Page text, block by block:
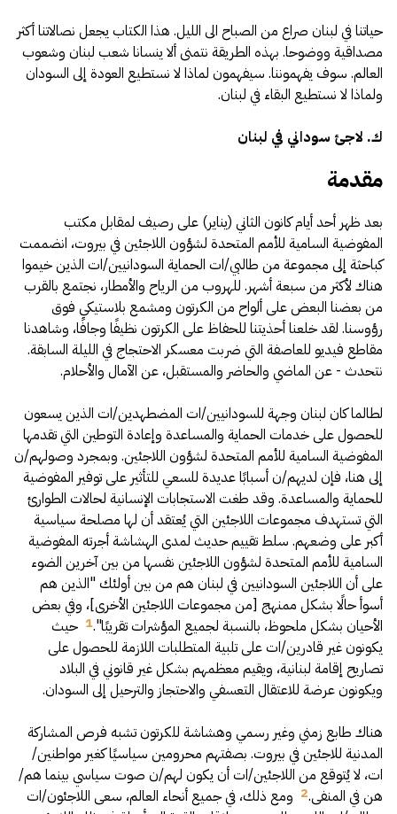
حياتنا في لبنان صراع من الصباح الى الليل. هذا الكتاب يجعل نصالاتنا أكثر
مصداقية ووضوحا. بهذه الطريقة نتمنى ألا ينسانا شعب لبنان وشعوب
العالم. سوف يفهموننا. سيفهمون لماذا لا نستطيع العودة إلى السودان
ولماذا لا نستطيع البقاء في لبنان.
ك. لاجئ سوداني في لبنان
مقدمة
بعد ظهر أحد أيام كانون الثاني (يناير) على رصيف لمقابل مكتب
المفوضية السامية للأمم المتحدة لشؤون اللاجئين في بيروت، انضممت
كباحثة إلى مجموعة من طالبي/ات الحماية السودانيين/ات الذين خيموا
هناك لأكثر من سبعة أشهر. للهروب من الرياح والأمطار، نجتمع بالقرب
من بعضنا البعض على ألواح من الكرتون ومشمع بلاستيكي فوق
رؤوسنا. لقد خلعنا أحذيتنا للحفاظ على الكرتون نظيفًا وجافًا، وشاهدنا
مقاطع فيديو للعاصفة التي ضربت معسكر الاحتجاج في الليلة السابقة.
نتحدث - عن الماضي والحاضر والمستقبل، عن الآمال والأحلام.
لطالما كان لبنان وجهة للسودانيين/ات المضطهدين/ات الذين يسعون
للحصول على خدمات الحماية والمساعدة وإعادة التوطين التي تقدمها
المفوضية السامية للأمم المتحدة لشؤون اللاجئين. وبمجرد وصولهم/ن
إلى هنا، فإن لديهم/ن أسبابًا عديدة للسعي للتأثير على توفير المفوضية
للحماية والمساعدة. وقد طغت الاستجابات الإنسانية لحالات الطوارئ
التي تستهدف مجموعات اللاجئين التي يُعتقد أن لها مصلحة سياسية
أكبر على وضعهم. سلط تقييم حديث لمدى الهشاشة أجرته المفوضية
السامية للأمم المتحدة لشؤون اللاجئين نفسها من بين آخرين الضوء
على أن اللاجئين السودانيين في لبنان هم من بين أولئك "الذين هم
أسوأ حالًا بشكل ممنهج [من مجموعات اللاجئين الأخرى]، وفي بعض
الأحيان بشكل ملحوظ، بالنسبة لجميع المؤشرات تقريبًا".1 حيث
يكونون غير قادرين/ات على تلبية المتطلبات اللازمة للحصول على
تصاريح إقامة لبنانية، ويقيم معظمهم بشكل غير قانوني في البلاد
ويكونون عرضة للاعتقال التعسفي والاحتجاز والترحيل إلى السودان.
هناك طابع زمني وغير رسمي وهشاشة للكرتون تشبه فرص المشاركة
المدنية للاجئين في بيروت. بصفتهم محرومين سياسيًا كغير مواطنين/
ات، لا يُتوقع من اللاجئين/ات أن يكون لهم/ن صوت سياسي بينما هم/
هن في المنفى.2 ومع ذلك، في جميع أنحاء العالم، سعى اللاجئون/ات